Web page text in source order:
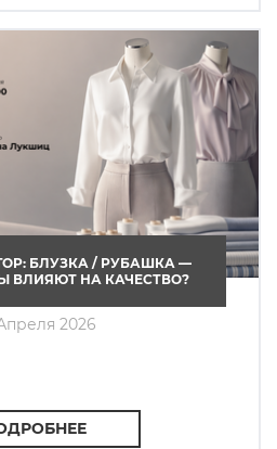
БЛУЗКА / РУБАШКА —
ВЛИЯЮТ НА КАЧЕСТВО?
2026